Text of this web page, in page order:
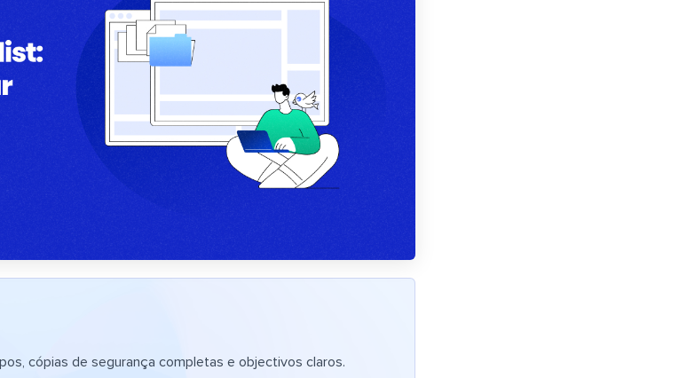
cópias de segurança completas e objectivos claros.